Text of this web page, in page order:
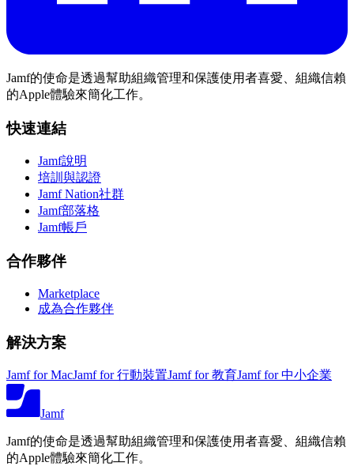
Jamf的使命是透過幫助組織管理和保護使用者喜愛、組織信賴
的Apple體驗來簡化工作。
快速連結
Jamf說明
培訓與認證
Jamf Nation社群
Jamf部落格
Jamf帳戶
合作夥伴
Marketplace
成為合作夥伴
解決方案
Jamf for MacJamf for 行動裝置Jamf for 教育Jamf for 中小企業
Jamf
Jamf的使命是透過幫助組織管理和保護使用者喜愛、組織信賴
的Apple體驗來簡化工作。